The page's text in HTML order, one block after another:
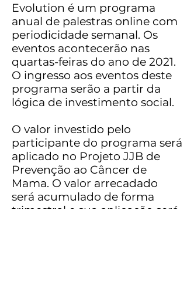
Evolution é um programa
anual de palestras online com
periodicidade semanal. Os
eventos acontecerão nas
quartas-feiras do ano de 2021.
O ingresso aos eventos deste
programa serão a partir da
lógica de investimento social.
O valor investido pelo
participante do programa será
aplicado no Projeto JJB de
Prevenção ao Câncer de
Mama. O valor arrecadado
será acumulado de forma
trimestral e sua aplicação será